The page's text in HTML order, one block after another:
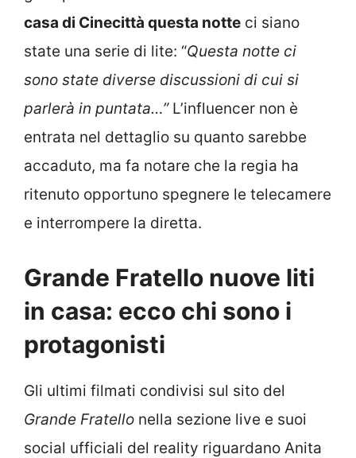
casa di Cinecittà questa notte ci siano
state una serie di lite: “Questa notte ci
sono state diverse discussioni di cui si
parlerà in puntata…”L’influencer non è
entrata nel dettaglio su quanto sarebbe
accaduto, ma fa notare che la regia ha
ritenuto opportuno spegnere le telecamere
e interrompere la diretta.
Grande Fratello nuove liti
in casa: ecco chi sono i
protagonisti
Gli ultimi filmati condivisi sul sito del
Grande Fratello nella sezione live e suoi
social ufficiali del reality riguardano Anita